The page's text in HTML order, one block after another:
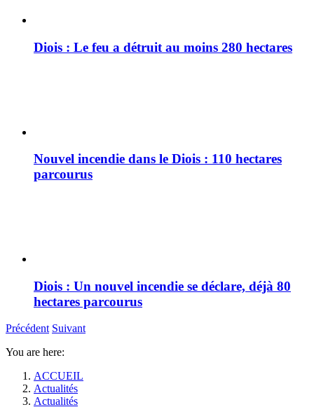
Diois : Le feu a détruit au moins 280 hectares
Nouvel incendie dans le Diois : 110 hectares
parcourus
Diois : Un nouvel incendie se déclare, déjà 80
hectares parcourus
Précédent Suivant
You are here:
ACCUEIL
Actualités
Actualités